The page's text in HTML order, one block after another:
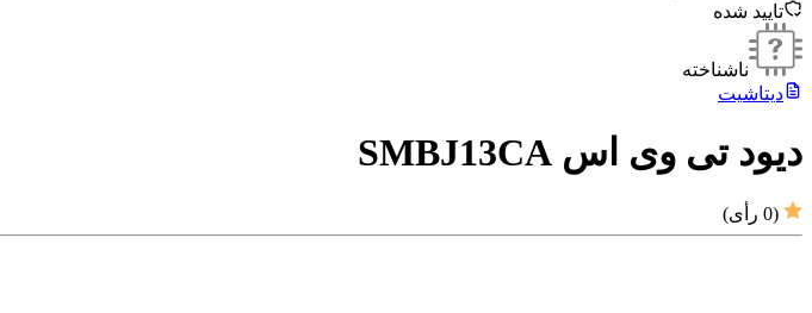
تایید شده
ناشناخته
دیتاشیت
دیود تی وی اس SMBJ13CA
(
0 رأی)